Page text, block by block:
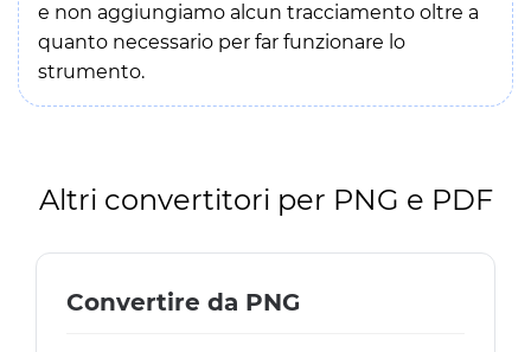
e non aggiungiamo alcun tracciamento oltre a
quanto necessario per far funzionare lo
strumento.
Altri convertitori per PNG e PDF
Convertire da PNG